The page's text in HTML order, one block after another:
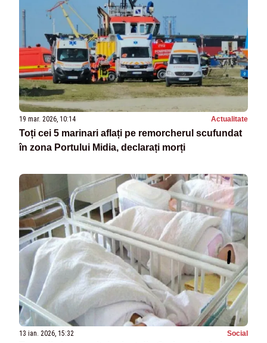
19 mar. 2026, 10:14 Actualitate
Toți cei 5 marinari aflați pe remorcherul scufundat
în zona Portului Midia, declarați morți
13 ian. 2026, 15:32 Social